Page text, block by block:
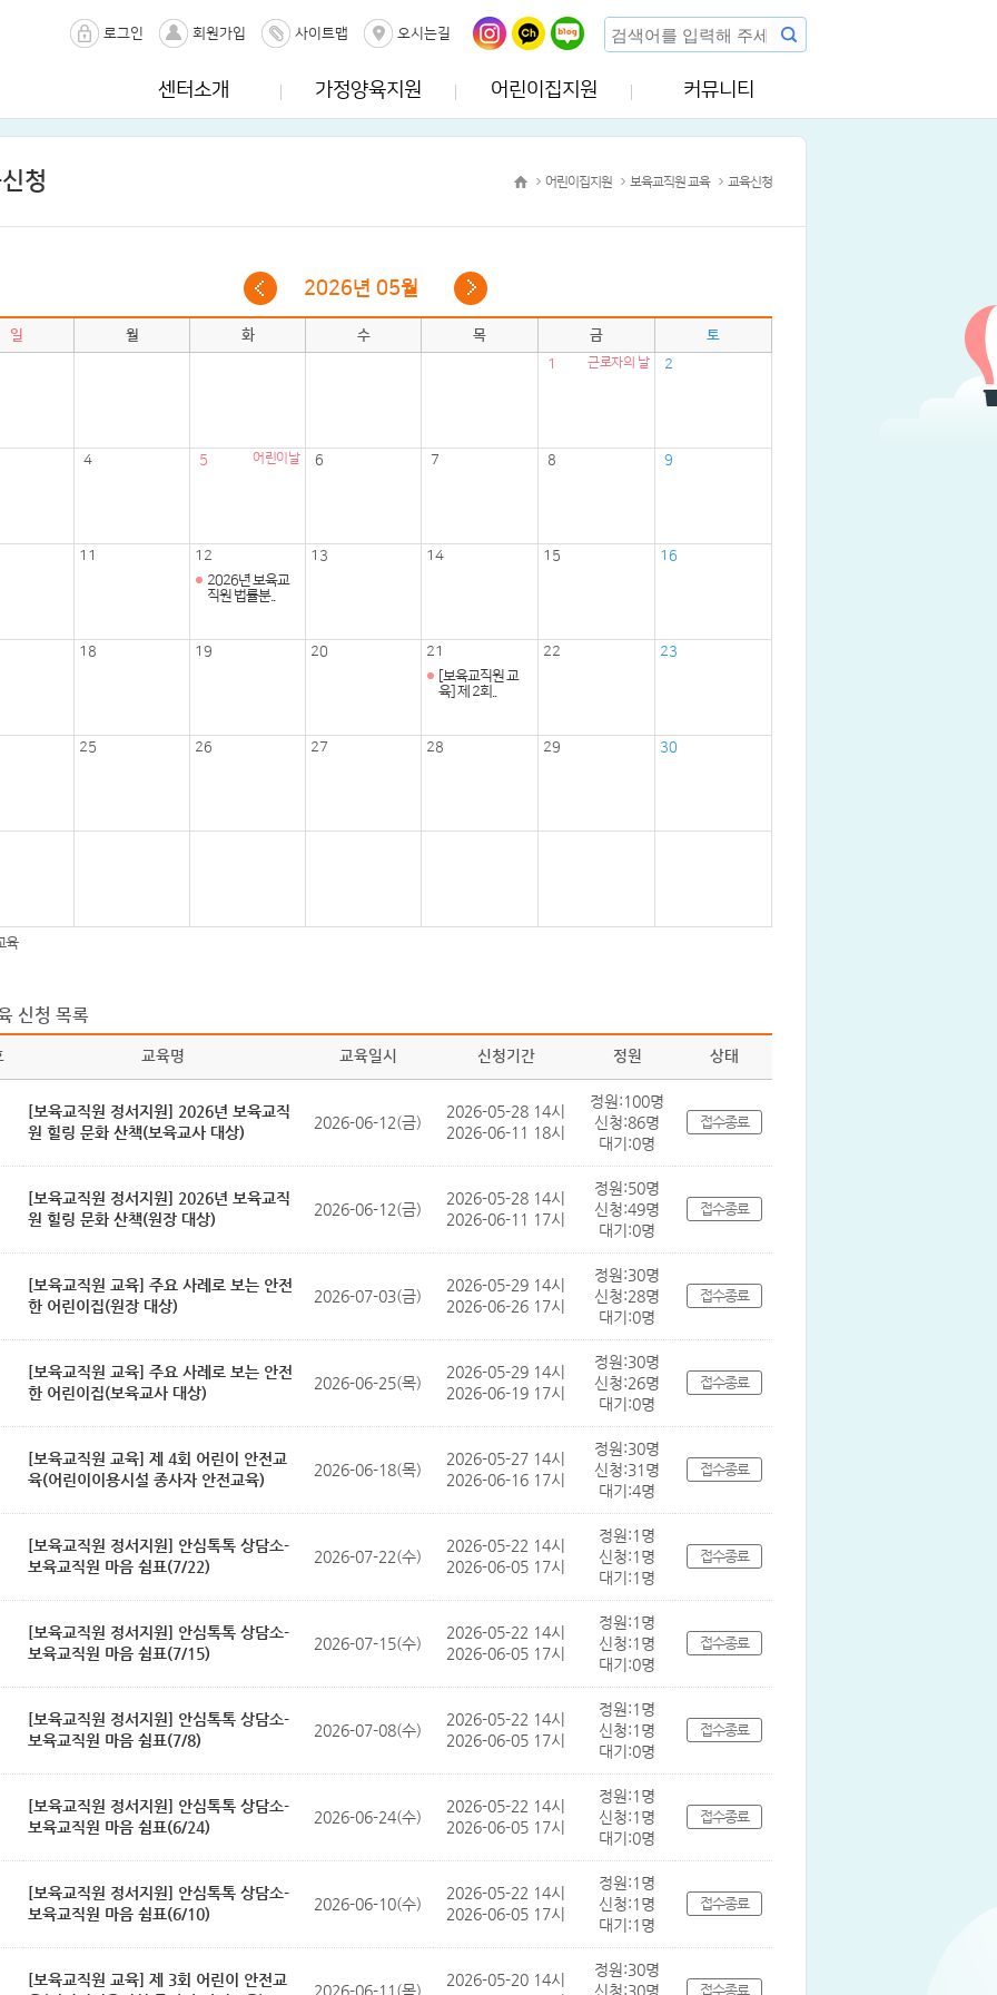
로그인 회원가입 사이트맵 오시는길
센터소개 가정양육지원 어린이집지원 커뮤니티
청 어린이집지원 보육교직원 교육 교육신청
2026년 05월
일 월 화 수 목 금
토
1
근로자의 날 2
4 5 어린이날 6 7 8 9
11
12
2026년 보육교
직원 법률분..
13 14 15 16
18 19 20
21
[보육교직원 교
육] 제 2회..
22 23
25 26 27 28 29 30
육
신청 목록
교육명 교육일시 신청기간 정원 상태
[보육교직원 정서지원] 2026년 보육교직
원 힐링 문화 산책(보육교사 대상)
2026-06-12(금)
2026-05-28 14시
2026-06-11 18시
정원:100명
신청:86명
대기:0명
접수종료
[보육교직원 정서지원] 2026년 보육교직
원 힐링 문화 산책(원장 대상)
2026-06-12(금)
2026-05-28 14시
2026-06-11 17시
정원:50명
신청:49명
대기:0명
접수종료
[보육교직원 교육] 주요 사례로 보는 안전
한 어린이집(원장 대상)
2026-07-03(금)
2026-05-29 14시
2026-06-26 17시
정원:30명
신청:28명
대기:0명
접수종료
[보육교직원 교육] 주요 사례로 보는 안전
한 어린이집(보육교사 대상)
2026-06-25(목)
2026-05-29 14시
2026-06-19 17시
정원:30명
신청:26명
대기:0명
접수종료
[보육교직원 교육] 제 4회 어린이 안전교
육(어린이이용시설 종사자 안전교육)
2026-06-18(목)
2026-05-27 14시
2026-06-16 17시
정원:30명
신청:31명
대기:4명
접수종료
[보육교직원 정서지원] 안심톡톡 상담소-
보육교직원 마음 쉼표(7/22)
2026-07-22(수)
2026-05-22 14시
2026-06-05 17시
정원:1명
신청:1명
대기:1명
접수종료
[보육교직원 정서지원] 안심톡톡 상담소-
보육교직원 마음 쉼표(7/15)
2026-07-15(수)
2026-05-22 14시
2026-06-05 17시
정원:1명
신청:1명
대기:0명
접수종료
[보육교직원 정서지원] 안심톡톡 상담소-
보육교직원 마음 쉼표(7/8)
2026-07-08(수)
2026-05-22 14시
2026-06-05 17시
정원:1명
신청:1명
대기:0명
접수종료
[보육교직원 정서지원] 안심톡톡 상담소-
보육교직원 마음 쉼표(6/24)
2026-06-24(수)
2026-05-22 14시
2026-06-05 17시
정원:1명
신청:1명
대기:0명
접수종료
[보육교직원 정서지원] 안심톡톡 상담소-
보육교직원 마음 쉼표(6/10)
2026-06-10(수)
2026-05-22 14시
2026-06-05 17시
정원:1명
신청:1명
대기:1명
접수종료
[보육교직원 교육] 제 3회 어린이 안전교
2026-06-11(목)
2026-05-20 14시
정원:30명
신청:30명
접수종료